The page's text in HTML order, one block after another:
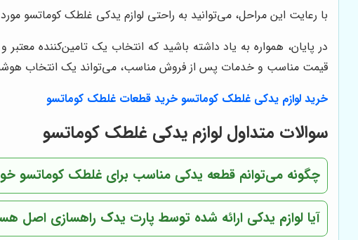
با رعایت این مراحل، می‌توانید به راحتی لوازم یدکی غلطک کوماتسو مورد
در پایان، همواره به یاد داشته باشید که انتخاب یک تامین‌کننده
قیمت مناسب و خدمات پس از فروش مناسب، می‌تواند یک انتخاب
خرید لوازم یدکی غلطک کوماتسو خرید قطعات غلطک کوماتسو
سوالات متداول لوازم یدکی غلطک کوماتسو
چگونه می‌توانم قطعه یدکی مناسب برای غلطک کوماتسو خود
آیا لوازم یدکی ارائه شده توسط پارت یدک راهسازی اصل